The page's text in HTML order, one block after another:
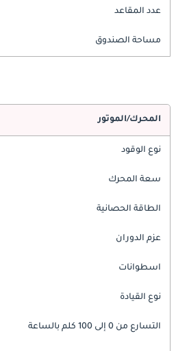
عدد المقاعد
مساحة الصندوق
المحرك/الموتور
نوع الوقود
سعة المحرك
الطاقة الحصانية
عزم الدوران
اسطوانات
نوع القيادة
التسارع من 0 إلى 100 كلم بالساعة